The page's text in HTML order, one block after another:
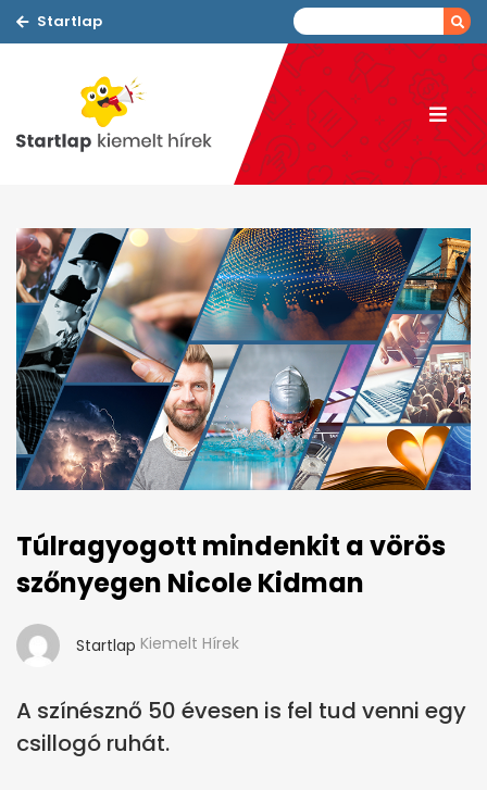
Startlap
Túlragyogott mindenkit a vörös
szőnyegen Nicole Kidman
Startlap Kiemelt Hírek
A színésznő 50 évesen is fel tud venni egy
csillogó ruhát.